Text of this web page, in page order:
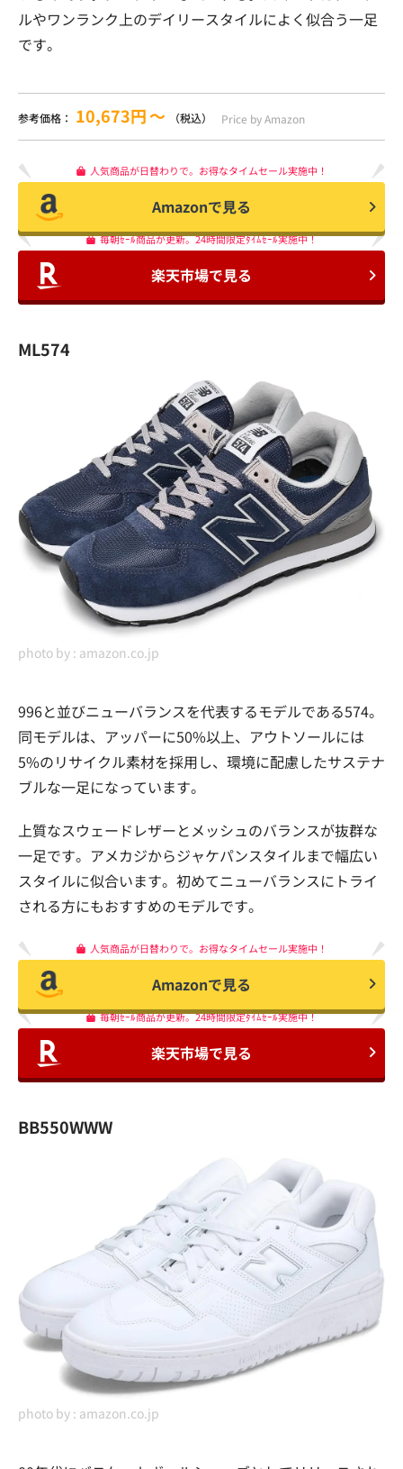
ルやワンランク上のデイリースタイルによく似合う一足
です。
参考価格： 10,673円〜 （税込） Price by Amazon
人気商品が日替わりで。お得なタイムセール実施中！
Amazonで見る
毎朝ｾｰﾙ商品が更新。24時間限定ﾀｲﾑｾｰﾙ実施中！
楽天市場で見る
ML574
photo by : amazon.co.jp
996と並びニューバランスを代表するモデルである574。
同モデルは、アッパーに50%以上、アウトソールには
5%のリサイクル素材を採用し、環境に配慮したサステナ
ブルな一足になっています。
上質なスウェードレザーとメッシュのバランスが抜群な
一足です。アメカジからジャケパンスタイルまで幅広い
スタイルに似合います。初めてニューバランスにトライ
される方にもおすすめのモデルです。
人気商品が日替わりで。お得なタイムセール実施中！
Amazonで見る
毎朝ｾｰﾙ商品が更新。24時間限定ﾀｲﾑｾｰﾙ実施中！
楽天市場で見る
BB550WWW
photo by : amazon.co.jp